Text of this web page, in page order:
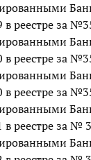
в реестре за
в реестре за
в реестре за
в реестре за №